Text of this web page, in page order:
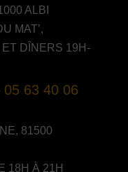
ALBI
MAT’,
DÎNERS 19H-
05 63 40 06
81500
18H À 21H